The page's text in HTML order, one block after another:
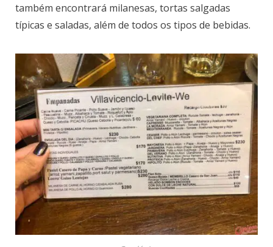
também encontrará milanesas, tortas salgadas
típicas e saladas, além de todos os tipos de bebidas.